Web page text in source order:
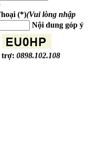
(*)(Vui lòng nhập
Nội dung góp ý
trợ: 0898.102.108